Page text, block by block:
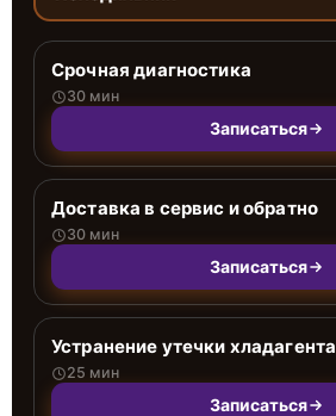
Срочная диагностика
30 мин
Записаться
Доставка в сервис и обратно
30 мин
Записаться
Устранение утечки хладагента
25 мин
Записаться